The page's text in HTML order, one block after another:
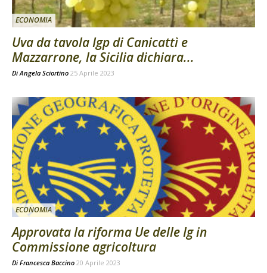
ECONOMIA
Uva da tavola Igp di Canicattì e
Mazzarrone, la Sicilia dichiara...
DiAngela Sciortino 25 Aprile 2023
ECONOMIA
Approvata la riforma Ue delle Ig in
Commissione agricoltura
Di Francesca Baccino 20 Aprile 2023